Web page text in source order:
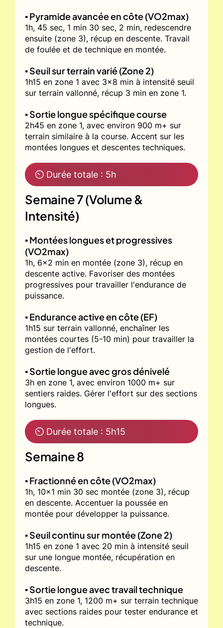
▪️ Pyramide avancée en côte (VO2max)
1h, 45 sec, 1 min 30 sec, 2 min, redescendre
ensuite (zone 3), récup en descente. Travail
de foulée et de technique en montée.
▪️ Seuil sur terrain varié (Zone 2)
1h15 en zone 1 avec 3x8 min à intensité seuil
sur terrain vallonné, récup 3 min en zone 1.
▪️ Sortie longue spécifique course
2h45 en zone 1, avec environ 900 m+ sur
terrain similaire à la course. Accent sur les
montées longues et descentes techniques.
⏲ Durée totale : 5h
Semaine 7 (Volume &
Intensité)
▪️ Montées longues et progressives
(VO2max)
1h, 6x2 min en montée (zone 3), récup en
descente active. Favoriser des montées
progressives pour travailler l'endurance de
puissance.
▪️ Endurance active en côte (EF)
1h15 sur terrain vallonné, enchaîner les
montées courtes (5-10 min) pour travailler la
gestion de l'effort.
▪️ Sortie longue avec gros dénivelé
3h en zone 1, avec environ 1000 m+ sur
sentiers raides. Gérer l'effort sur des sections
longues.
⏲ Durée totale : 5h15
Semaine 8
▪️ Fractionné en côte (VO2max)
1h, 10x1 min 30 sec montée (zone 3), récup
en descente. Accentuer la poussée en
montée pour développer la puissance.
▪️ Seuil continu sur montée (Zone 2)
1h15 en zone 1 avec 20 min à intensité seuil
sur une longue montée, récupération en
descente.
▪️ Sortie longue avec travail technique
3h15 en zone 1, 1200 m+ sur terrain technique
avec sections raides pour tester endurance et
technique.